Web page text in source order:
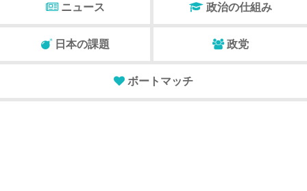
ニュース 政治の仕組み
日本の課題 政党
ボートマッチ